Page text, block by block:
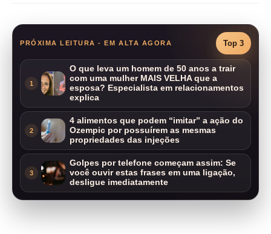
PRÓXIMA LEITURA - EM ALTA AGORA Top 3
1
O que leva um homem de 50 anos a trair
com uma mulher MAIS VELHA que a
esposa? Especialista em relacionamentos
explica
2
4 alimentos que podem “imitar” a ação do
Ozempic por possuírem as mesmas
propriedades das injeções
3
Golpes por telefone começam assim: Se
você ouvir estas frases em uma ligação,
desligue imediatamente